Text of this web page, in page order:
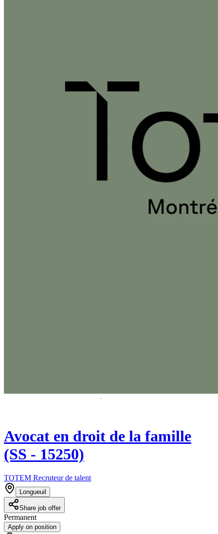
Avocat en droit de la famille
(SS - 15250)
TOTEM Recruteur de talent
Longueuil
Share job offer
Permanent
Apply on position